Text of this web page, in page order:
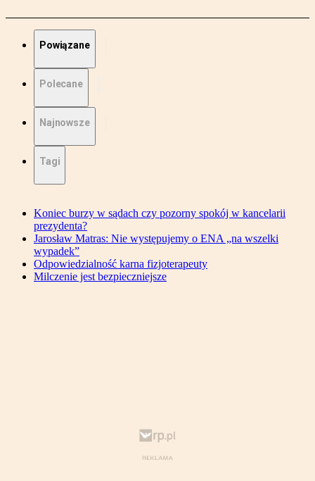
Powiązane
Polecane
Najnowsze
Tagi
Koniec burzy w sądach czy pozorny spokój w kancelarii
prezydenta?
Jarosław Matras: Nie występujemy o ENA „na wszelki
wypadek”
Odpowiedzialność karna fizjoterapeuty
Milczenie jest bezpieczniejsze